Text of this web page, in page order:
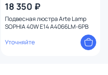
18 350 ₽
Подвесная люстра Arte Lamp
SOPHIA 40W E14 A4066LM-6PB
Уточняйте